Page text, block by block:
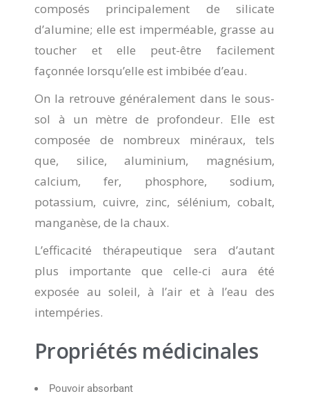
composés principalement de silicate
d’alumine; elle est imperméable, grasse au
toucher et elle peut-être facilement
façonnée lorsqu’elle est imbibée d’eau.
On la retrouve généralement dans le sous-
sol à un mètre de profondeur. Elle est
composée de nombreux minéraux, tels
que, silice, aluminium, magnésium,
calcium, fer, phosphore, sodium,
potassium, cuivre, zinc, sélénium, cobalt,
manganèse, de la chaux.
L’efficacité thérapeutique sera d’autant
plus importante que celle-ci aura été
exposée au soleil, à l’air et à l’eau des
intempéries.
Propriétés médicinales
Pouvoir absorbant